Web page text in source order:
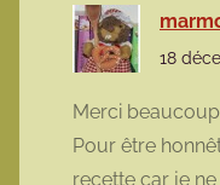
18
Merci
Pour être
recette car je